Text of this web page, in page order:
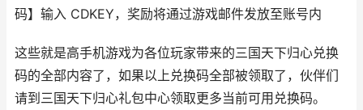
码】输入 CDKEY，奖励将通过游戏邮件发放至账号内
这些就是高手机游戏为各位玩家带来的三国天下归心兑换
码的全部内容了，如果以上兑换码全部被领取了，伙伴们
请到三国天下归心礼包中心领取更多当前可用兑换码。